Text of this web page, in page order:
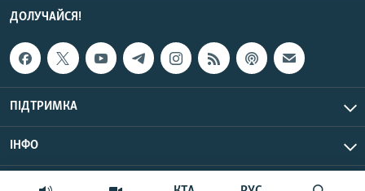
ДОЛУЧАЙСЯ!
ПІДТРИМКА
ІНФО
© Крим.Реалії, 2026 | Усі права застережено.